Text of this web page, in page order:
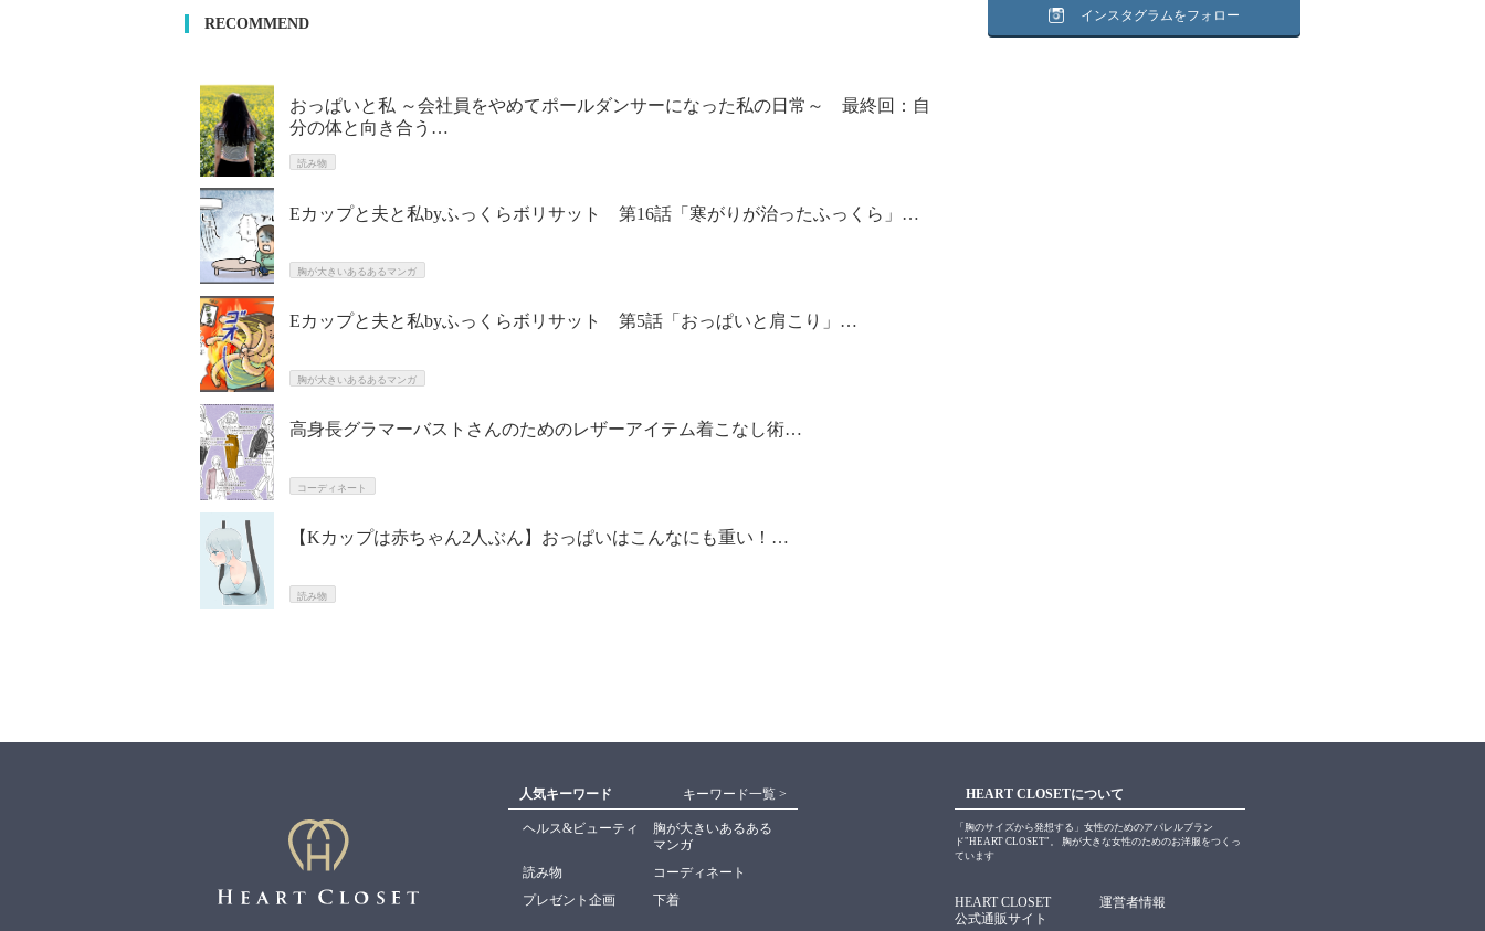
RECOMMEND
おっぱいと私 ～会社員をやめてポールダンサーになった私の日常～ 最終回：自
分の体と向き合う…
読み物
Eカップと夫と私byふっくらボリサット 第16話「寒がりが治ったふっくら」…
胸が大きいあるあるマンガ
Eカップと夫と私byふっくらボリサット 第5話「おっぱいと肩こり」…
胸が大きいあるあるマンガ
高身長グラマーバストさんのためのレザーアイテム着こなし術…
コーディネート
【Kカップは赤ちゃん2人ぶん】おっぱいはこんなにも重い！…
読み物
インスタグラムをフォロー
人気キーワード キーワード一覧 >
ヘルス&ビューティ
胸が大きいあるある
マンガ
読み物
コーディネート
プレゼント企画
下着
HEART CLOSETについて
「胸のサイズから発想する」女性のためのアパレルブラン
ド"HEART CLOSET"。 胸が大きな女性のためのお洋服をつくっ
ています
HEART CLOSET
公式通販サイト
運営者情報